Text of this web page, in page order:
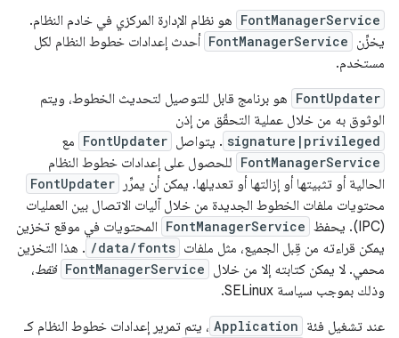
FontManagerService هو نظام الإدارة المركزي في خادم النظام.
يخزِّن FontManagerService أحدث إعدادات خطوط النظام لكل
مستخدم.
FontUpdater هو برنامج قابل للتوصيل لتحديث الخطوط، ويتم
الوثوق به من خلال عملية التحقّق من إذن
signature|privileged . يتواصل FontUpdater مع
FontManagerService للحصول على إعدادات خطوط النظام
الحالية أو تثبيتها أو إزالتها أو تعديلها. يمكن أن يمرِّر
FontUpdater
محتويات ملفات الخطوط الجديدة من خلال آليات الاتصال بين العمليات
(IPC). يحفظ
FontManagerService المحتويات في موقع تخزين
يمكن قراءته من قِبل الجميع، مثل ملفات /data/fonts . هذا التخزين
محمي. لا يمكن كتابته إلا من خلال FontManagerService فقط،
وذلك بموجب سياسة SELinux.
عند تشغيل فئة Application ، يتم تمرير إعدادات خطوط النظام كـ